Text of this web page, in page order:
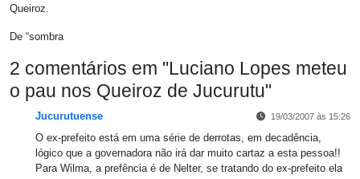
Queiroz.
De “sombra
2 comentários em "Luciano Lopes meteu
o pau nos Queiroz de Jucurutu"
Jucurutuense 19/03/2007 às 15:26
O ex-prefeito está em uma série de derrotas, em decadência,
lógico que a governadora não irá dar muito cartaz a esta pessoa!!
Para Wilma, a prefência é de Nelter, se tratando do ex-prefeito ela